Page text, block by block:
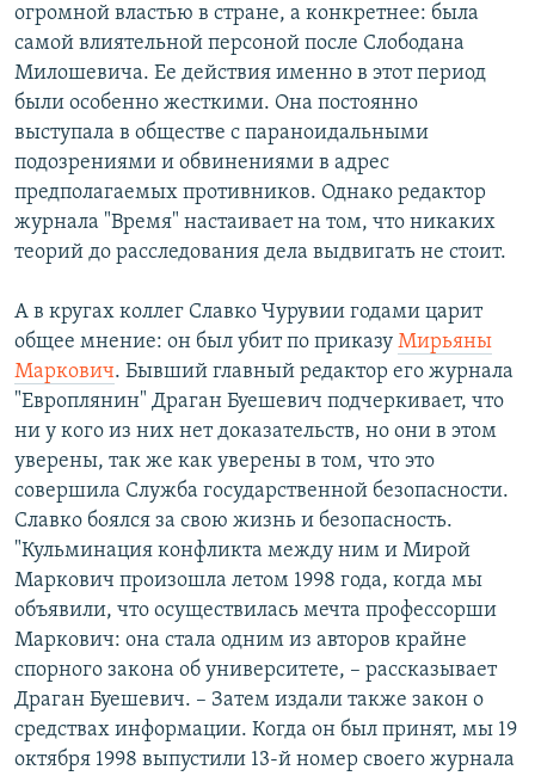
огромной властью в стране, а конкретнее: была
самой влиятельной персоной после Слободана
Милошевича. Ее действия именно в этот период
были особенно жесткими. Она постоянно
выступала в обществе с параноидальными
подозрениями и обвинениями в адрес
предполагаемых противников. Однако редактор
журнала "Время" настаивает на том, что никаких
теорий до расследования дела выдвигать не стоит.
А в кругах коллег Славко Чурувии годами царит
общее мнение: он был убит по приказу Мирьяны
Маркович. Бывший главный редактор его журнала
"Европлянин" Драган Буешевич подчеркивает, что
ни у кого из них нет доказательств, но они в этом
уверены, так же как уверены в том, что это
совершила Служба государственной безопасности.
Славко боялся за свою жизнь и безопасность.
"Кульминация конфликта между ним и Мирой
Маркович произошла летом 1998 года, когда мы
объявили, что осуществилась мечта профессорши
Маркович: она стала одним из авторов крайне
спорного закона об университете, – рассказывает
Драган Буешевич. – Затем издали также закон о
средствах информации. Когда он был принят, мы 19
октября 1998 выпустили 13-й номер своего журнала